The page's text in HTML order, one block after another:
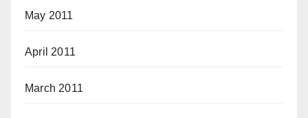
May 2011
April 2011
March 2011